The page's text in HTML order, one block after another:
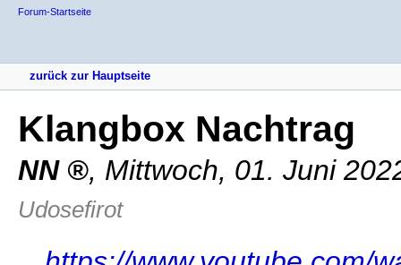
Forum-Startseite
zurück zur Hauptseite
Klangbox Nachtrag
NN , Mittwoch, 01. Juni
Udosefirot